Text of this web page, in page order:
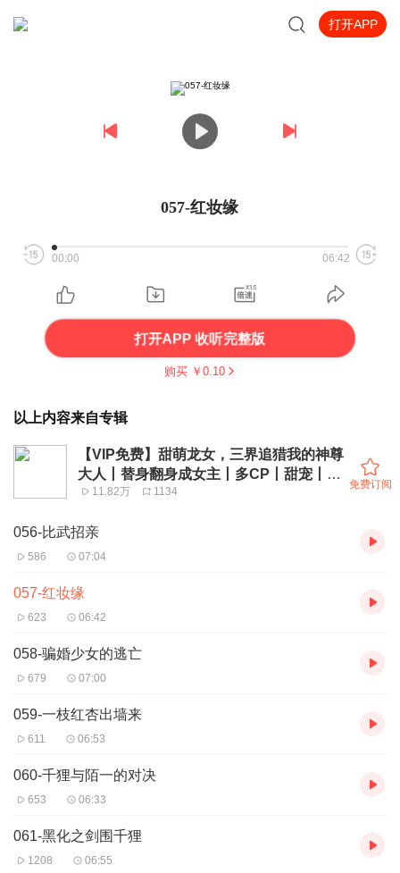
打开APP
057-红妆缘
00:00 06:42
打开APP 收听完整版
购买 ￥ 0.10
以上内容来自专辑
【VIP免费】甜萌龙女，三界追猎我的神尊
大人丨替身翻身成女主丨多CP丨甜宠丨微
虐 11.82万 1134
免费订阅
056-比武招亲
586 07:04
057-红妆缘
623 06:42
058-骗婚少女的逃亡
679 07:00
059-一枝红杏出墙来
611 06:53
060-千狸与陌一的对决
653 06:33
061-黑化之剑围千狸
1208 06:55